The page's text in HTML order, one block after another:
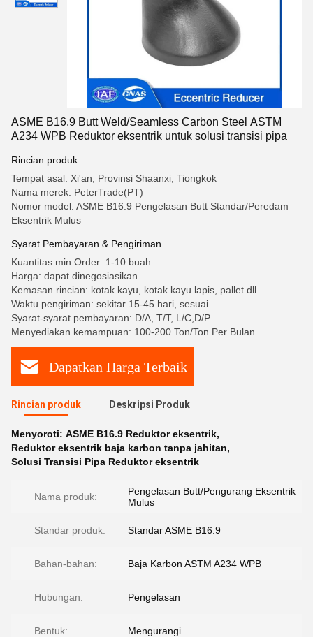
ASME B16.9 Butt Weld/Seamless Carbon Steel ASTM
A234 WPB Reduktor eksentrik untuk solusi transisi pipa
Rincian produk
Tempat asal: Xi'an, Provinsi Shaanxi, Tiongkok
Nama merek: PeterTrade(PT)
Nomor model: ASME B16.9 Pengelasan Butt Standar/Peredam
Eksentrik Mulus
Syarat Pembayaran & Pengiriman
Kuantitas min Order: 1-10 buah
Harga: dapat dinegosiasikan
Kemasan rincian: kotak kayu, kotak kayu lapis, pallet dll.
Waktu pengiriman: sekitar 15-45 hari, sesuai
Syarat-syarat pembayaran: D/A, T/T, L/C,D/P
Menyediakan kemampuan: 100-200 Ton/Ton Per Bulan
Dapatkan Harga Terbaik
Rincian produk Deskripsi Produk
Menyoroti: ASME B16.9 Reduktor eksentrik,
Reduktor eksentrik baja karbon tanpa jahitan,
Solusi Transisi Pipa Reduktor eksentrik
Nama produk:
Pengelasan Butt/Pengurang Eksentrik
Mulus
Standar produk: Standar ASME B16.9
Bahan-bahan: Baja Karbon ASTM A234 WPB
Hubungan: Pengelasan
Bentuk: Mengurangi